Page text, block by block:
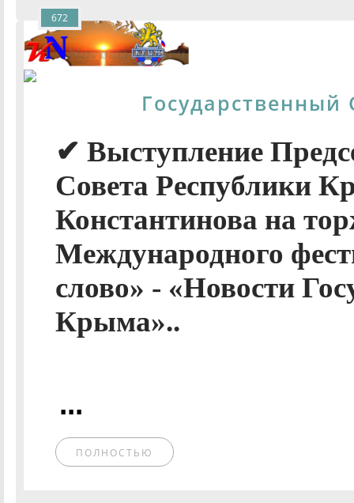
✔ Выступление
Совета Республики
Константинова на
Международного
слово» - «Новости
Крыма»..
...
ПОЛНОСТЬЮ
672